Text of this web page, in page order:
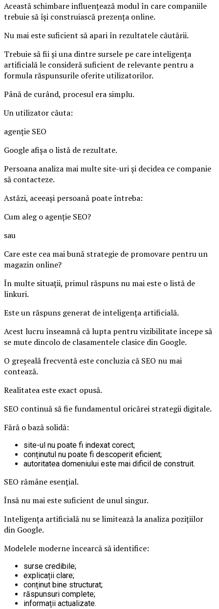
Această schimbare influențează modul în care companiile
trebuie să își construiască prezența online.
Nu mai este suficient să apari în rezultatele căutării.
Trebuie să fii și una dintre sursele pe care inteligența
artificială le consideră suficient de relevante pentru a
formula răspunsurile oferite utilizatorilor.
Până de curând, procesul era simplu.
Un utilizator căuta:
agenție SEO
Google afișa o listă de rezultate.
Persoana analiza mai multe site-uri și decidea ce companie
să contacteze.
Astăzi, aceeași persoană poate întreba:
Cum aleg o agenție SEO?
sau
Care este cea mai bună strategie de promovare pentru un
magazin online?
În multe situații, primul răspuns nu mai este o listă de
linkuri.
Este un răspuns generat de inteligența artificială.
Acest lucru înseamnă că lupta pentru vizibilitate începe să
se mute dincolo de clasamentele clasice din Google.
O greșeală frecventă este concluzia că SEO nu mai
contează.
Realitatea este exact opusă.
SEO continuă să fie fundamentul oricărei strategii digitale.
Fără o bază solidă:
site-ul nu poate fi indexat corect;
conținutul nu poate fi descoperit eficient;
autoritatea domeniului este mai dificil de construit.
SEO rămâne esențial.
Însă nu mai este suficient de unul singur.
Inteligența artificială nu se limitează la analiza pozițiilor
din Google.
Modelele moderne încearcă să identifice:
surse credibile;
explicații clare;
conținut bine structurat;
răspunsuri complete;
informații actualizate.